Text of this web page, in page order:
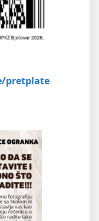
pretplate